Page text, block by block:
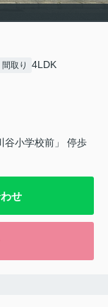
間取り 4LDK
谷小学校前」 停歩
せ